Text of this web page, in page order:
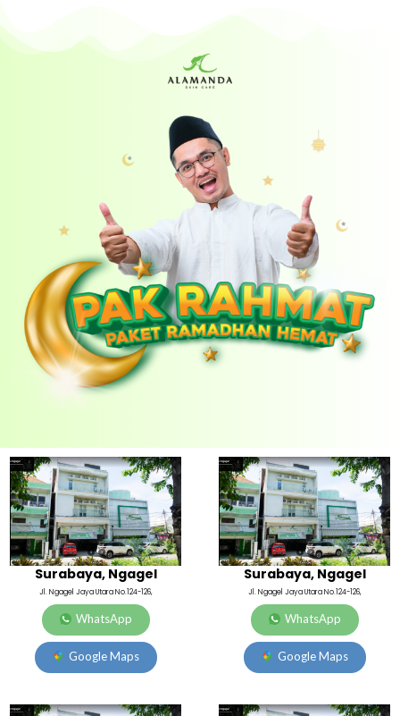
Surabaya, Ngagel
Jl. Ngagel Jaya Utara No.124-126,
WhatsApp
Google Maps
Surabaya, Ngagel
Jl. Ngagel Jaya Utara No.124-126,
WhatsApp
Google Maps